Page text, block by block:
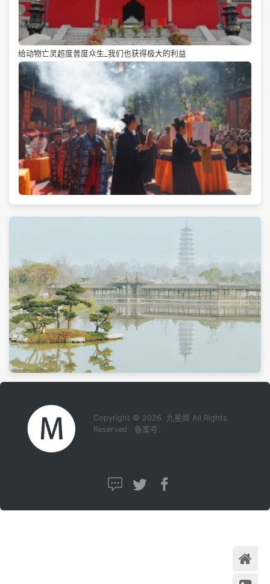
给动物亡灵超度普度众生_我们也获得极大的利益
Copyright © 2026 九星阁 All Rights
Reserved 备案号：